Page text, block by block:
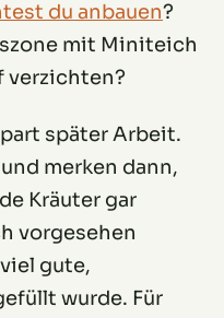
du anbauen?
mit Miniteich
verzichten?
später Arbeit.
merken dann,
Kräuter gar
vorgesehen
gute,
wurde. Für